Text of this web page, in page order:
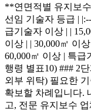
**연면적별 유지보
선임 기술자 등급 |
급기술자 이상 | |
이상 | | 30,000㎡ 이
60,000㎡ 이상 | 특급
행령 별표10) ### 2
외부 위탁) 필요한
확보할 차례입니다.
고, 전문 유지보수